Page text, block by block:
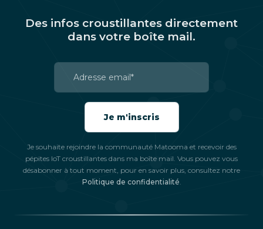
Des infos croustillantes directement
dans votre boîte mail.
Je souhaite rejoindre la communauté Matooma et recevoir des
pépites IoT croustillantes dans ma boîte mail. Vous pouvez vous
désabonner à tout moment, pour en savoir plus, consultez notre
Politique de confidentialité.